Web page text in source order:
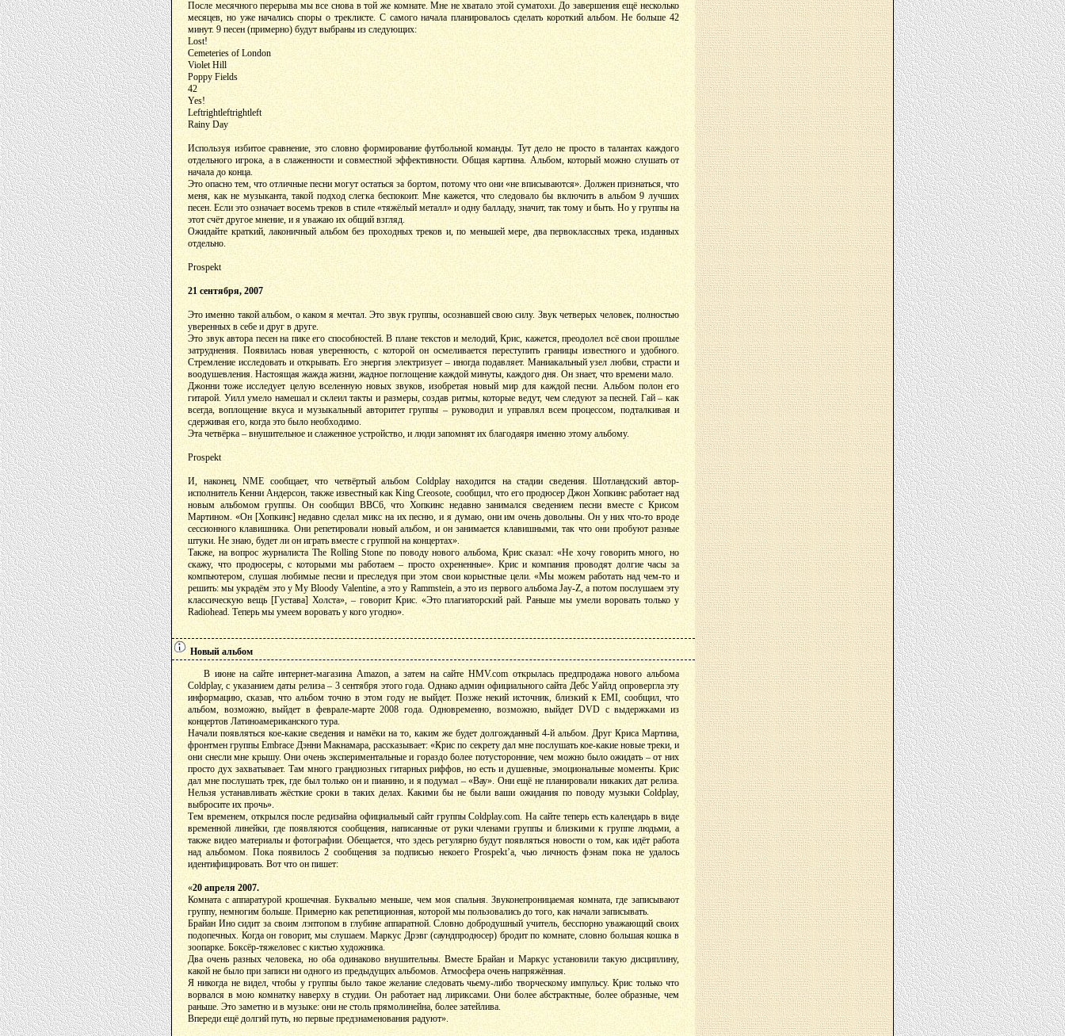
После месячного перерыва мы все снова в той же комнате. Мне не хватало этой суматохи. До завершения ещё несколько
месяцев, но уже начались споры о треклисте. С самого начала планировалось сделать короткий альбом. Не больше 42
минут. 9 песен (примерно) будут выбраны из следующих:
Lost!
Cemeteries of London
Violet Hill
Poppy Fields
42
Yes!
Leftrightleftrightleft
Rainy Day
Используя избитое сравнение, это словно формирование футбольной команды. Тут дело не просто в талантах каждого
отдельного игрока, а в слаженности и совместной эффективности. Общая картина. Альбом, который можно слушать от
начала до конца.
Это опасно тем, что отличные песни могут остаться за бортом, потому что они «не вписываются». Должен признаться, что
меня, как не музыканта, такой подход слегка беспокоит. Мне кажется, что следовало бы включить в альбом 9 лучших
песен. Если это означает восемь треков в стиле «тяжёлый металл» и одну балладу, значит, так тому и быть. Но у группы на
этот счёт другое мнение, и я уважаю их общий взгляд.
Ожидайте краткий, лаконичный альбом без проходных треков и, по меньшей мере, два первоклассных трека, изданных
отдельно.
Prospekt
21 сентября, 2007
Это именно такой альбом, о каком я мечтал. Это звук группы, осознавшей свою силу. Звук четверых человек, полностью
уверенных в себе и друг в друге.
Это звук автора песен на пике его способностей. В плане текстов и мелодий, Крис, кажется, преодолел всё свои прошлые
затруднения. Появилась новая уверенность, с которой он осмеливается переступить границы известного и удобного.
Стремление исследовать и открывать. Его энергия электризует – иногда подавляет. Маниакальный узел любви, страсти и
воодушевления. Настоящая жажда жизни, жадное поглощение каждой минуты, каждого дня. Он знает, что времени мало.
Джонни тоже исследует целую вселенную новых звуков, изобретая новый мир для каждой песни. Альбом полон его
гитарой. Уилл умело намешал и склеил такты и размеры, создав ритмы, которые ведут, чем следуют за песней. Гай – как
всегда, воплощение вкуса и музыкальный авторитет группы – руководил и управлял всем процессом, подталкивая и
сдерживая его, когда это было необходимо.
Эта четвёрка – внушительное и слаженное устройство, и люди запомнят их благодаяря именно этому альбому.
Prospekt
И, наконец, NME сообщает, что четвёртый альбом Coldplay находится на стадии сведения. Шотландский автор-
исполнитель Кенни Андерсон, также известный как King Creosote, сообщил, что его продюсер Джон Хопкинс работает над
новым альбомом группы. Он сообщил BBC6, что Хопкинс недавно занимался сведением песни вместе с Крисом
Мартином. «Он [Хопкинс] недавно сделал микс на их песню, и я думаю, они им очень довольны. Он у них что-то вроде
сессионного клавишника. Они репетировали новый альбом, и он занимается клавишными, так что они пробуют разные
штуки. Не знаю, будет ли он играть вместе с группой на концертах».
Также, на вопрос журналиста The Rolling Stone по поводу нового альбома, Крис сказал: «Не хочу говорить много, но
скажу, что продюсеры, с которыми мы работаем – просто охрененные». Крис и компания проводят долгие часы за
компьютером, слушая любимые песни и преследуя при этом свои корыстные цели. «Мы можем работать над чем-то и
решить: мы украдём это у My Bloody Valentine, а это у Rammstein, а это из первого альбома Jay-Z, а потом послушаем эту
классическую вещь [Густава] Холста», – говорит Крис. «Это плагиаторский рай. Раньше мы умели воровать только у
Radiohead. Теперь мы умеем воровать у кого угодно».
Новый альбом
В июне на сайте интернет-магазина Amazon, а затем на сайте HMV.com открылась предпродажа нового альбома
Coldplay, с указанием даты релиза – 3 сентября этого года. Однако админ официального сайта Дебс Уайлд опровергла эту
информацию, сказав, что альбом точно в этом году не выйдет. Позже некий источник, близкий к EMI, сообщил, что
альбом, возможно, выйдет в феврале-марте 2008 года. Одновременно, возможно, выйдет DVD с выдержками из
концертов Латиноамериканского тура.
Начали появляться кое-какие сведения и намёки на то, каким же будет долгожданный 4-й альбом. Друг Криса Мартина,
фронтмен группы Embrace Дэнни Макнамара, рассказывает: «Крис по секрету дал мне послушать кое-какие новые треки, и
они снесли мне крышу. Они очень экспериментальные и гораздо более потусторонние, чем можно было ожидать – от них
просто дух захватывает. Там много грандиозных гитарных риффов, но есть и душевные, эмоциональные моменты. Крис
дал мне послушать трек, где был только он и пианино, и я подумал – «Вау». Они ещё не планировали никаких дат релиза.
Нельзя устанавливать жёсткие сроки в таких делах. Какими бы не были ваши ожидания по поводу музыки Coldplay,
выбросите их прочь».
Тем временем, открылся после редизайна официальный сайт группы Coldplay.com. На сайте теперь есть календарь в виде
временной линейки, где появляются сообщения, написанные от руки членами группы и близкими к группе людьми, а
также видео материалы и фотографии. Обещается, что здесь регулярно будут появляться новости о том, как идёт работа
над альбомом. Пока появилось 2 сообщения за подписью некоего Prospekt’a, чью личность фэнам пока не удалось
идентифицировать. Вот что он пишет:
«20 апреля 2007.
Комната с аппаратурой крошечная. Буквально меньше, чем моя спальня. Звуконепроницаемая комната, где записывают
группу, немногим больше. Примерно как репетиционная, которой мы пользовались до того, как начали записывать.
Брайан Ино сидит за своим лэптопом в глубине аппаратной. Словно добродушный учитель, бесспорно уважающий своих
подопечных. Когда он говорит, мы слушаем. Маркус Дрэвг (саундпродюсер) бродит по комнате, словно большая кошка в
зоопарке. Боксёр-тяжеловес с кистью художника.
Два очень разных человека, но оба одинаково внушительны. Вместе Брайан и Маркус установили такую дисциплину,
какой не было при записи ни одного из предыдущих альбомов. Атмосфера очень напряжённая.
Я никогда не видел, чтобы у группы было такое желание следовать чьему-либо творческому импульсу. Крис только что
ворвался в мою комнатку наверху в студии. Он работает над лириксами. Они более абстрактные, более образные, чем
раньше. Это заметно и в музыке: они не столь прямолинейна, более затейлива.
Впереди ещё долгий путь, но первые предзнаменования радуют».